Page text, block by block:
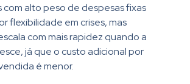
com alto peso de despesas fixas
flexibilidade em crises, mas
com mais rapidez quando a
já que o custo adicional por
é menor.